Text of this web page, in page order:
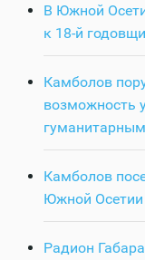
В Южной
к 18-й
Камболов
возможность
Камболов
Южной Осетии
Радион